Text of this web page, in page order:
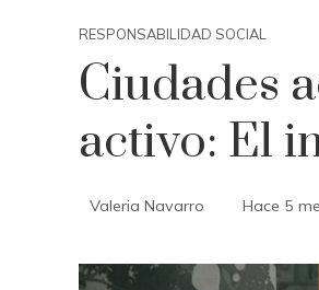
RESPONSABILIDAD SOCIAL
Ciudades
activo: El
Valeria Navarro Hace 5